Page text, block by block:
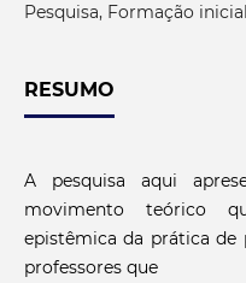
Pesquisa, Formação
RESUMO
A pesquisa aqui
movimento teórico
epistêmica da prática de
professores que